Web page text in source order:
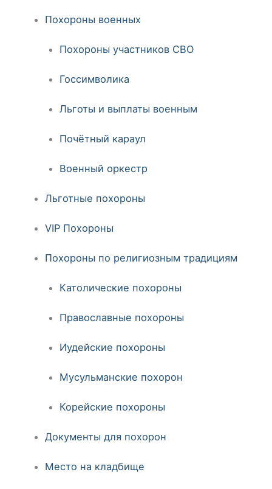
Похороны военных
Похороны участников СВО
Госсимволика
Льготы и выплаты военным
Почётный караул
Военный оркестр
Льготные похороны
VIP Похороны
Похороны по религиозным традициям
Католические похороны
Православные похороны
Иудейские похороны
Мусульманские похорон
Корейские похороны
Документы для похорон
Место на кладбище